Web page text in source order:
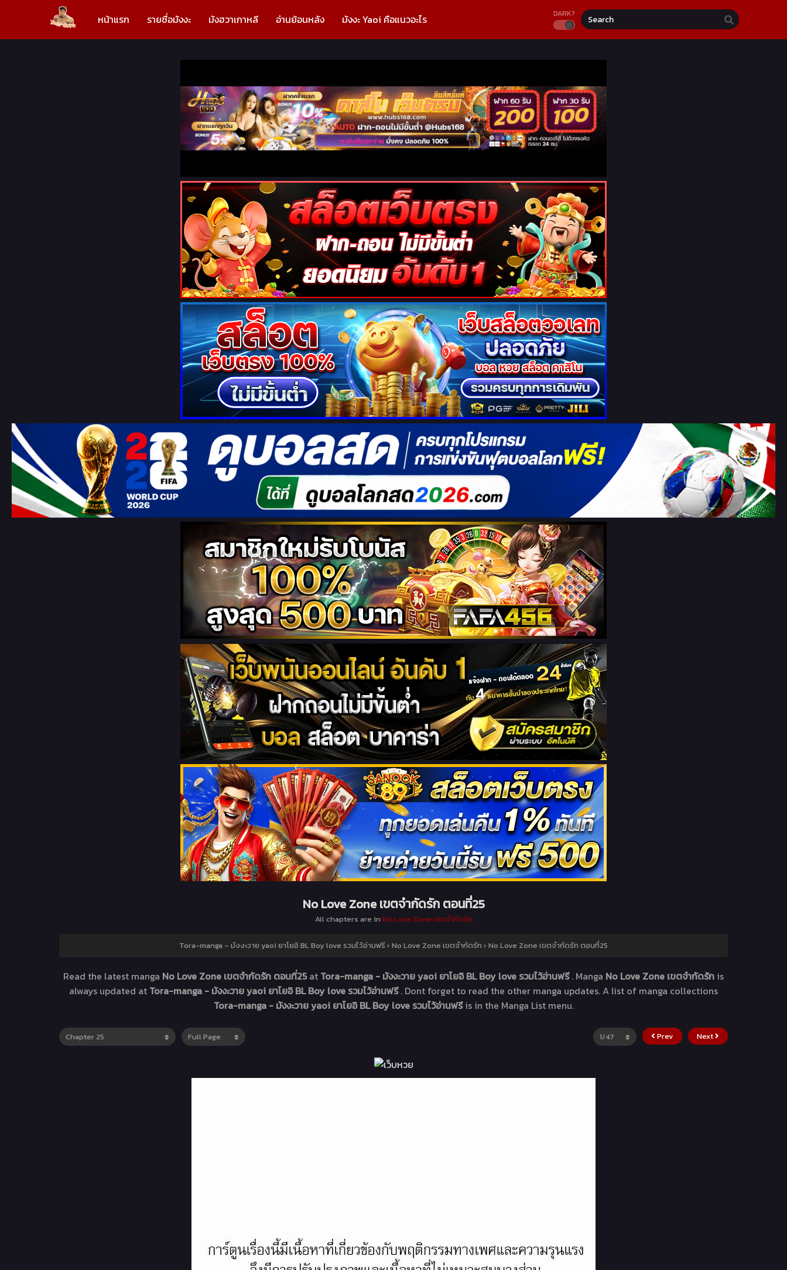
หน้าแรก รายชื่อมังงะ มังฮวาเกาหลี อ่านย้อนหลัง มังงะ Yaoi คือแนวอะไร DARK?
No Love Zone เขตจำกัดรัก ตอนที่25
All chapters are in No Love Zone เขตจำกัดรัก
Tora-manga – มังงะวาย yaoi ยาโยอิ BL Boy love รวมไว้อ่านฟรี › No Love Zone เขตจำกัดรัก › No Love Zone เขตจำกัดรัก ตอนที่25
Read the latest manga No Love Zone เขตจำกัดรัก ตอนที่25at Tora-manga - มังงะวาย yaoi ยาโยอิ BL Boy love รวมไว้อ่านฟรี. Manga No Love Zone เขตจำกัดรัก is
always updated at Tora-manga - มังงะวาย yaoi ยาโยอิ BL Boy love รวมไว้อ่านฟรี. Dont forget to read the other manga updates. A list of manga collections
Tora-manga - มังงะวาย yaoi ยาโยอิ BL Boy love รวมไว้อ่านฟรีis in the Manga List menu.
Prev Next